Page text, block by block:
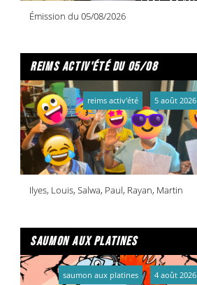
Émission du 05/08/2026
reims activ'été du 05/08
Ilyes, Louis, Salwa, Paul, Rayan, Martin
reims activ'été 5 août 2026
saumon aux platines
saumon aux platines 4 août 2026